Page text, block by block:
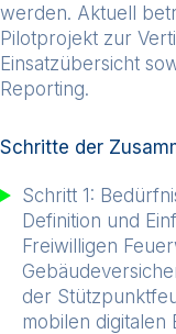
werden. Aktuell
Pilotprojekt zur
Einsatzübersicht
Reporting.
Schritte der
Schritt 1:
Definition und
Freiwilligen
der
mobilen digitalen